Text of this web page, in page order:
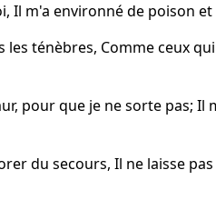
Il m'a environné de poison et
les ténèbres, Comme ceux
pour que je ne sorte pas; Il
du secours, Il ne laisse pas